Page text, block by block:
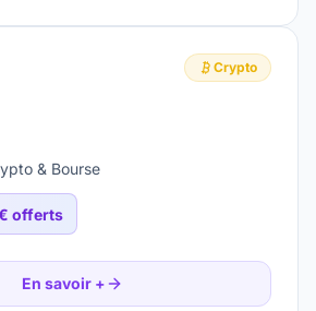
Crypto
& Bourse
offerts
En savoir +